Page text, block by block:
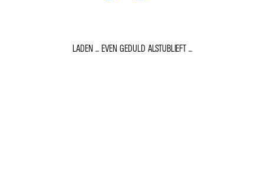
LADEN ... EVEN GEDULD ALSTUBLIEFT ...